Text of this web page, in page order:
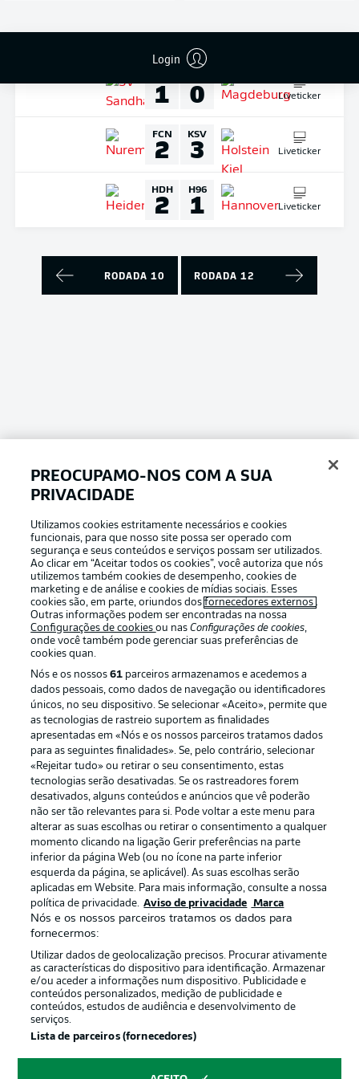
Login
1 0 Liveticker
FCN
2 KSV
3 Liveticker
HDH
2 H96
1 Liveticker
RODADA 10 RODADA 12
Football as it’s meant to be
APLICATIVO DA BUNDESLIGA
Oferecido por
Publicidade Avisos legais
Gerir preferências Aviso de privacidade
Termos de uso
Marca Contato
Jogadores
PREOCUPAMO-NOS COM A SUA
PRIVACIDADE
Utilizamos cookies estritamente necessários e cookies
funcionais, para que nosso site possa ser operado com
segurança e seus conteúdos e serviços possam ser utilizados.
Ao clicar em “Aceitar todos os cookies”, você autoriza que nós
utilizemos também cookies de desempenho, cookies de
marketing e de análise e cookies de mídias sociais. Esses
cookies são, em parte, oriundos dosfornecedores externos .
Outras informações podem ser encontradas na nossa
Configurações de cookiesou nasConfigurações de cookies,
onde você também pode gerenciar suas preferências de
cookies quan.
Nós e os nossos61 parceiros armazenamos e acedemos a
dados pessoais, como dados de navegação ou identificadores
únicos, no seu dispositivo. Se selecionar «Aceito», permite que
as tecnologias de rastreio suportem as finalidades
apresentadas em «Nós e os nossos parceiros tratamos dados
para as seguintes finalidades». Se, pelo contrário, selecionar
«Rejeitar tudo» ou retirar o seu consentimento, estas
tecnologias serão desativadas. Se os rastreadores forem
desativados, alguns conteúdos e anúncios que vê poderão
não ser tão relevantes para si. Pode voltar a este menu para
alterar as suas escolhas ou retirar o consentimento a qualquer
momento clicando na ligação Gerir preferências na parte
inferior da página Web (ou no ícone na parte inferior
esquerda da página, se aplicável). As suas escolhas serão
aplicadas em Website. Para mais informação, consulte a nossa
política de privacidade. Aviso de privacidade Marca
Nós e os nossos parceiros tratamos os dados para
fornecermos:
Utilizar dados de geolocalização precisos. Procurar ativamente
as características do dispositivo para identificação. Armazenar
e/ou aceder a informações num dispositivo. Publicidade e
conteúdos personalizados, medição de publicidade e
conteúdos, estudos de audiência e desenvolvimento de
serviços.
Lista de parceiros (fornecedores)